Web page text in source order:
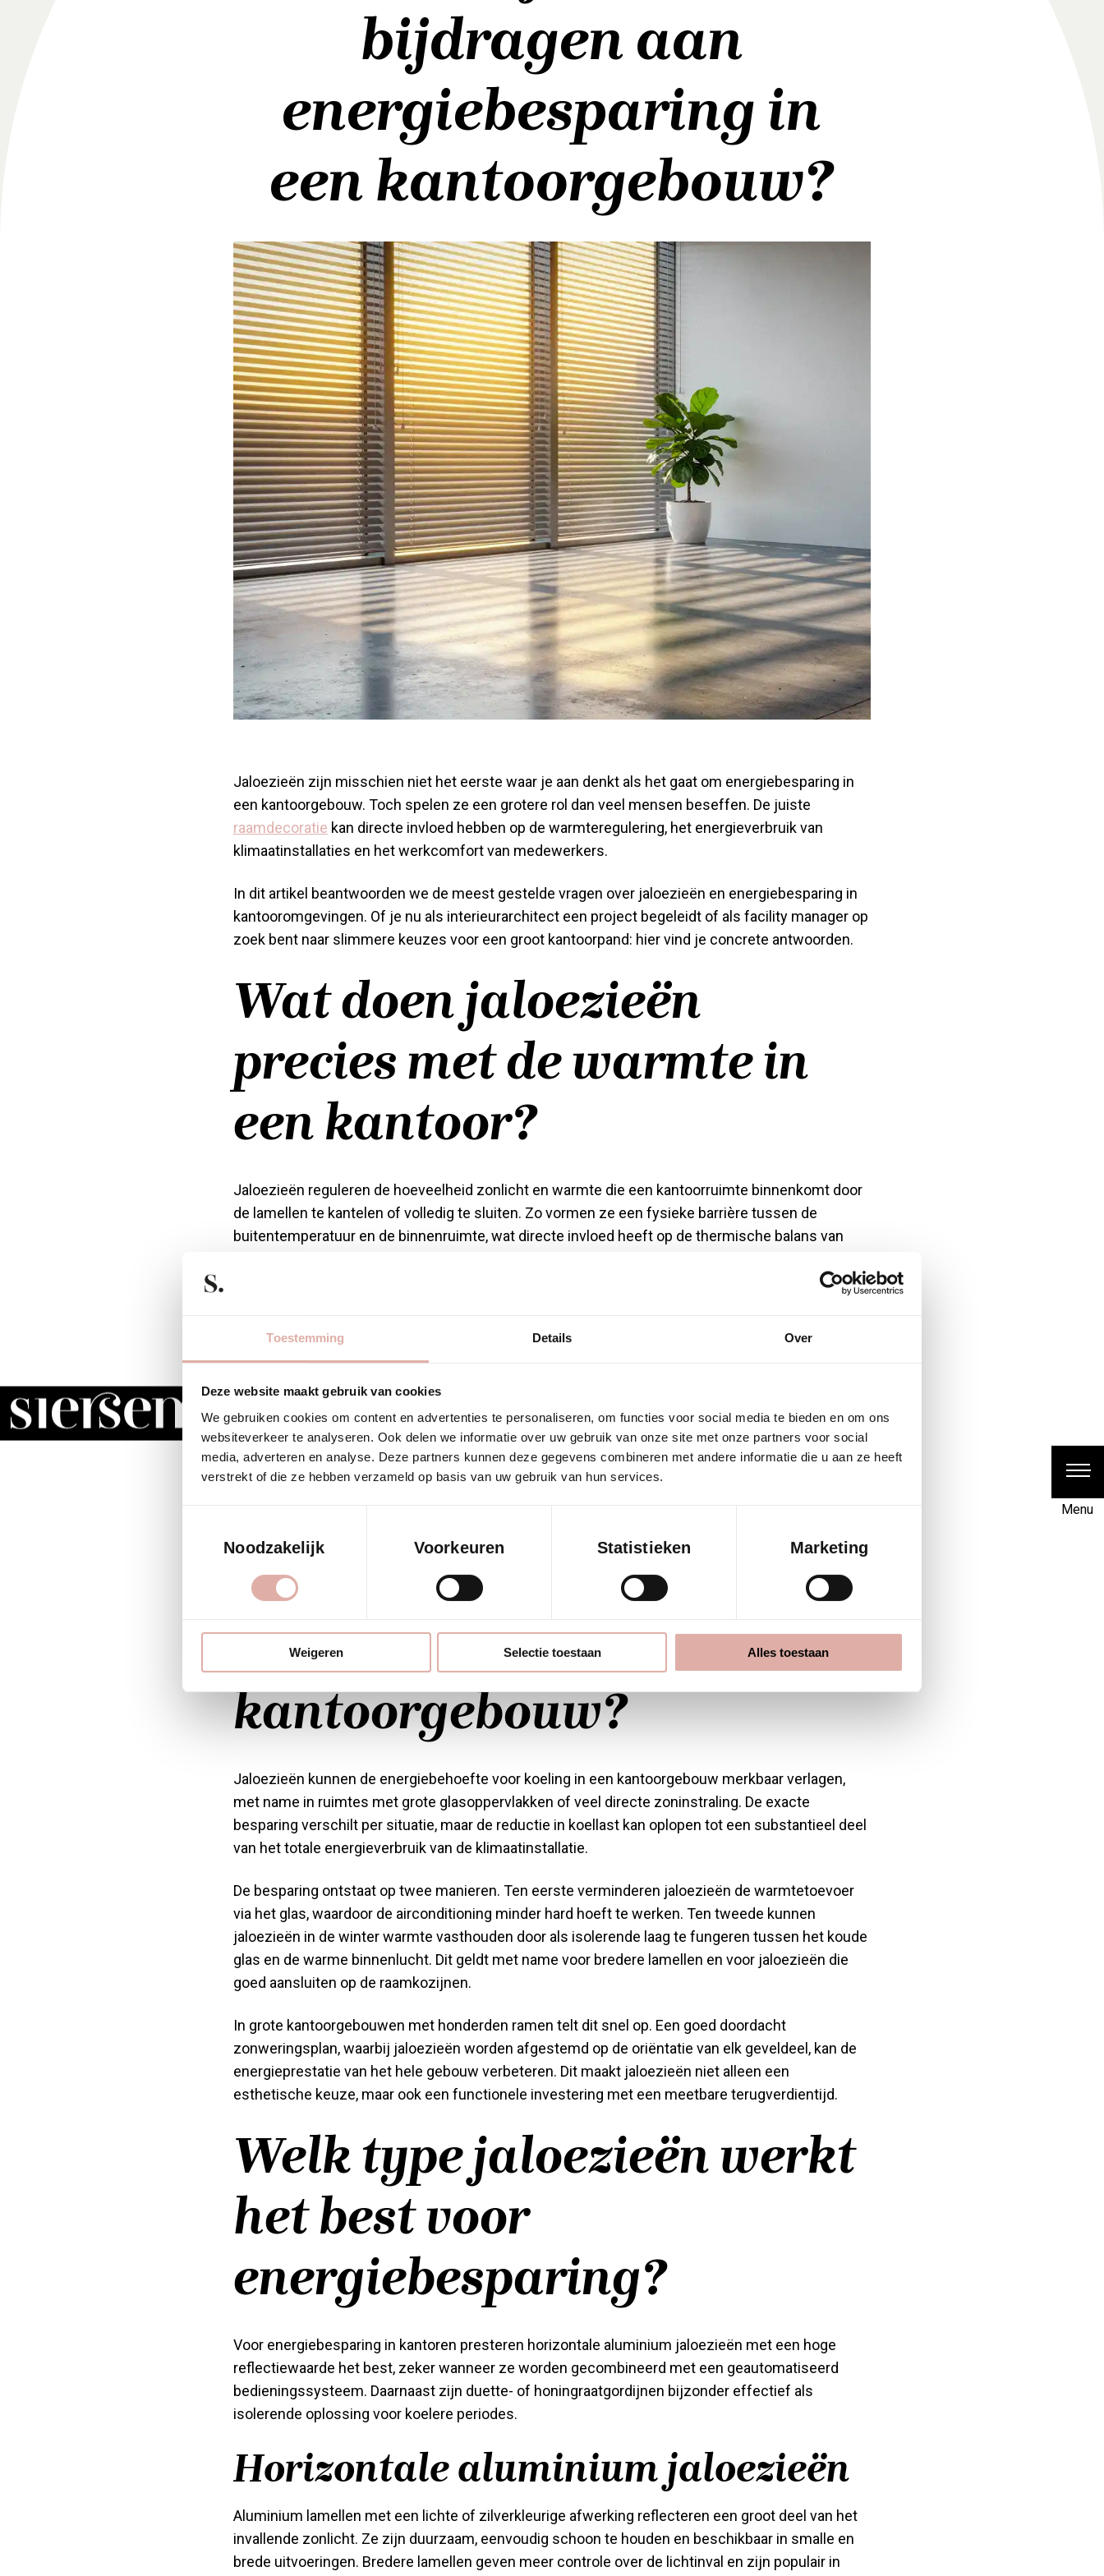
Toestemming Details Over
Deze website maakt gebruik van cookies
We gebruiken cookies om content en advertenties te personaliseren, om functies voor social media te bieden en om ons
websiteverkeer te analyseren. Ook delen we informatie over uw gebruik van onze site met onze partners voor social
media, adverteren en analyse. Deze partners kunnen deze gegevens combineren met andere informatie die u aan ze heeft
verstrekt of die ze hebben verzameld op basis van uw gebruik van hun services.
Noodzakelijk Voorkeuren Statistieken Marketing
Weigeren Selectie toestaan Alles toestaan
Menu
bijdragen aan
energiebesparing in
een kantoorgebouw?
Jaloezieën zijn misschien niet het eerste waar je aan denkt als het gaat om energiebesparing in
een kantoorgebouw. Toch spelen ze een grotere rol dan veel mensen beseffen. De juiste
raamdecoratie kan directe invloed hebben op de warmteregulering, het energieverbruik van
klimaatinstallaties en het werkcomfort van medewerkers.
In dit artikel beantwoorden we de meest gestelde vragen over jaloezieën en energiebesparing in
kantooromgevingen. Of je nu als interieurarchitect een project begeleidt of als facility manager op
zoek bent naar slimmere keuzes voor een groot kantoorpand: hier vind je concrete antwoorden.
Wat doen jaloezieën
precies met de warmte in
een kantoor?
Jaloezieën reguleren de hoeveelheid zonlicht en warmte die een kantoorruimte binnenkomt door
de lamellen te kantelen of volledig te sluiten. Zo vormen ze een fysieke barrière tussen de
buitentemperatuur en de binnenruimte, wat directe invloed heeft op de thermische balans van
raam naar binnen, wordt omgezet in warmte en heeft moeite om weer naar buiten te ontsnappen.
het glas te reflecteren of te absorberen.
Hoe effectief jaloezieën warmte tegenhouden, hangt af van de positie, het materiaal en de kleur
van de lamellen. Lichtgekleurde of reflecterende lamellen sturen zonlicht terug naar buiten, terwijl
donkere lamellen warmte juist absorberen en geleidelijk afgeven aan de ruimte. Voor kantoren in
een warm klimaat of met veel zuidgericht glas is de keuze van kleur en materiaal dan ook geen
Hoeveel energie kunnen
jaloezieën besparen in een
kantoorgebouw?
Jaloezieën kunnen de energiebehoefte voor koeling in een kantoorgebouw merkbaar verlagen,
met name in ruimtes met grote glasoppervlakken of veel directe zoninstraling. De exacte
besparing verschilt per situatie, maar de reductie in koellast kan oplopen tot een substantieel deel
van het totale energieverbruik van de klimaatinstallatie.
De besparing ontstaat op twee manieren. Ten eerste verminderen jaloezieën de warmtetoevoer
via het glas, waardoor de airconditioning minder hard hoeft te werken. Ten tweede kunnen
jaloezieën in de winter warmte vasthouden door als isolerende laag te fungeren tussen het koude
glas en de warme binnenlucht. Dit geldt met name voor bredere lamellen en voor jaloezieën die
goed aansluiten op de raamkozijnen.
In grote kantoorgebouwen met honderden ramen telt dit snel op. Een goed doordacht
zonweringsplan, waarbij jaloezieën worden afgestemd op de oriëntatie van elk geveldeel, kan de
energieprestatie van het hele gebouw verbeteren. Dit maakt jaloezieën niet alleen een
esthetische keuze, maar ook een functionele investering met een meetbare terugverdientijd.
Welk type jaloezieën werkt
het best voor
energiebesparing?
Voor energiebesparing in kantoren presteren horizontale aluminium jaloezieën met een hoge
reflectiewaarde het best, zeker wanneer ze worden gecombineerd met een geautomatiseerd
bedieningssysteem. Daarnaast zijn duette- of honingraatgordijnen bijzonder effectief als
isolerende oplossing voor koelere periodes.
Horizontale aluminium jaloezieën
Aluminium lamellen met een lichte of zilverkleurige afwerking reflecteren een groot deel van het
invallende zonlicht. Ze zijn duurzaam, eenvoudig schoon te houden en beschikbaar in smalle en
brede uitvoeringen. Bredere lamellen geven meer controle over de lichtinval en zijn populair in